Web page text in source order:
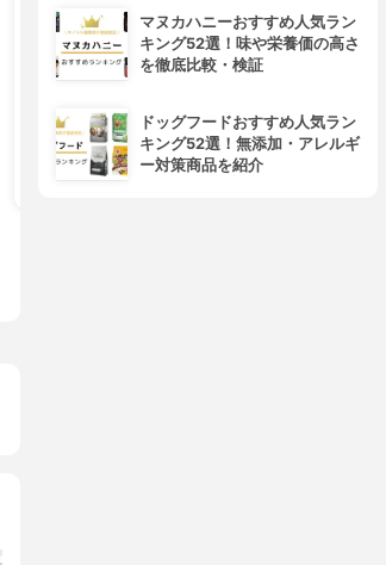
ネイルケアプロテクター
3.83 (6)
¥660
ネイル
マヌカハニーおすすめ人気ラン
キング52選！味や栄養価の高さ
を徹底比較・検証
ドッグフードおすすめ人気ラン
キング52選！無添加・アレルギ
ー対策商品を紹介